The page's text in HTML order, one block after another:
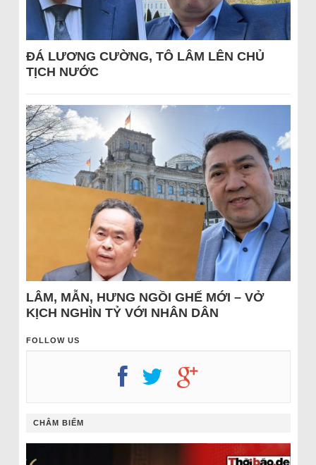
ĐÁ LƯƠNG CƯỜNG, TÔ LÂM LÊN CHỦ
TỊCH NƯỚC
LÂM, MẪN, HƯNG NGỒI GHẾ MỚI – VỞ
KỊCH NGHÌN TỶ VỚI NHÂN DÂN
FOLLOW US
CHÂM BIẾM